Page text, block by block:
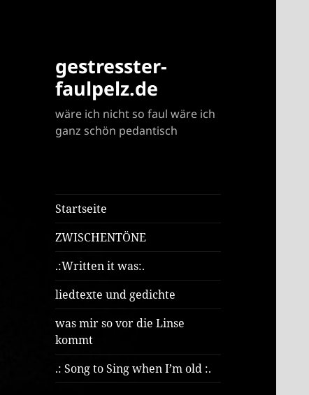
gestresster-
faulpelz.de
wäre ich nicht so faul wäre ich
ganz schön pedantisch
Startseite
ZWISCHENTÖNE
.:Written it was:.
liedtexte und gedichte
was mir so vor die Linse
kommt
.: Song to Sing when I’m old :.